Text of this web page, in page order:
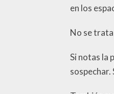
en los
No se
Si notas la